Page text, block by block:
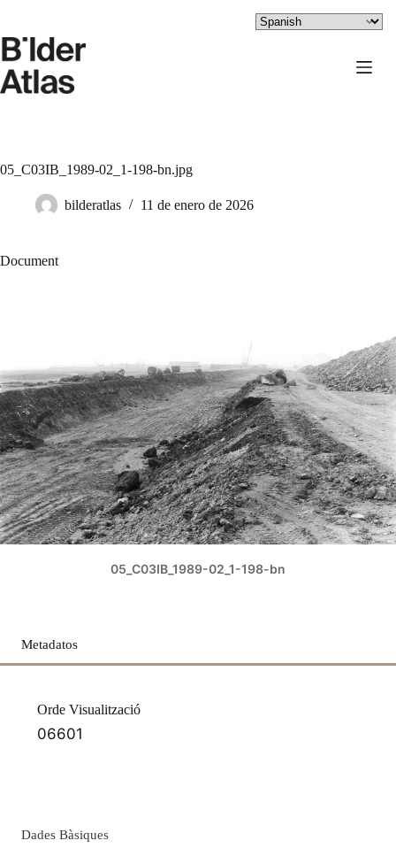
contenido
05_C03IB_1989-02_1-198-bn.jpg
bilderatlas 11 de enero de 2026
Document
05_C03IB_1989-02_1-198-bn
Metadatos
Orde Visualització
06601
Dades Bàsiques